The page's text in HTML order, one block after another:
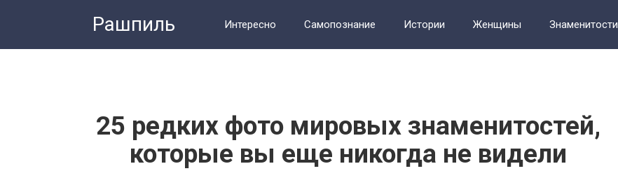
Рашпиль Интересно Самопознание Истории Женщины Знаменитости
25 редких фото мировых знаменитостей,
которые вы еще никогда не видели